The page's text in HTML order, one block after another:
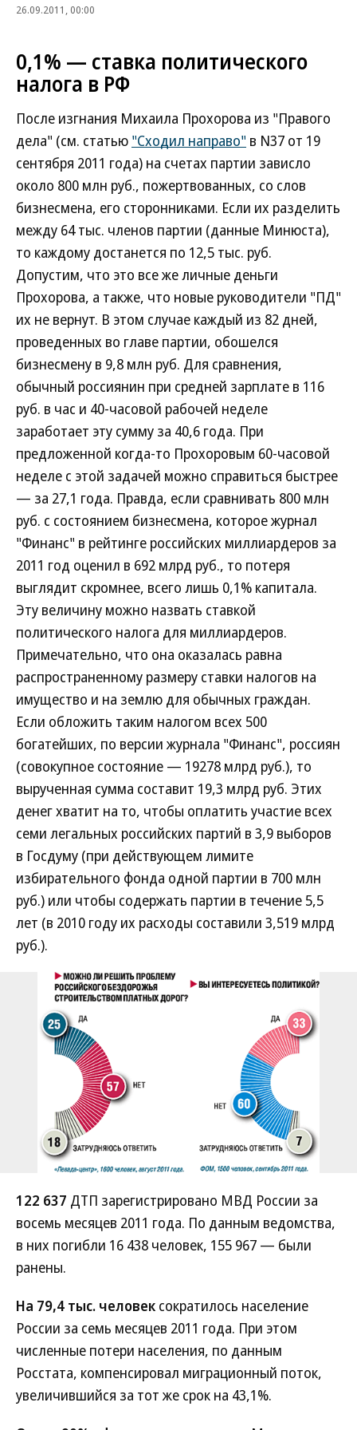
26.09.2011, 00:00
0,1% — ставка политического
налога в РФ
После изгнания Михаила Прохорова из "Правого
дела" (см. статью "Сходил направо" в N37 от 19
сентября 2011 года) на счетах партии зависло
около 800 млн руб., пожертвованных, со слов
бизнесмена, его сторонниками. Если их разделить
между 64 тыс. членов партии (данные Минюста),
то каждому достанется по 12,5 тыс. руб.
Допустим, что это все же личные деньги
Прохорова, а также, что новые руководители "ПД"
их не вернут. В этом случае каждый из 82 дней,
проведенных во главе партии, обошелся
бизнесмену в 9,8 млн руб. Для сравнения,
обычный россиянин при средней зарплате в 116
руб. в час и 40-часовой рабочей неделе
заработает эту сумму за 40,6 года. При
предложенной когда-то Прохоровым 60-часовой
неделе с этой задачей можно справиться быстрее
— за 27,1 года. Правда, если сравнивать 800 млн
руб. с состоянием бизнесмена, которое журнал
"Финанс" в рейтинге российских миллиардеров за
2011 год оценил в 692 млрд руб., то потеря
выглядит скромнее, всего лишь 0,1% капитала.
Эту величину можно назвать ставкой
политического налога для миллиардеров.
Примечательно, что она оказалась равна
распространенному размеру ставки налогов на
имущество и на землю для обычных граждан.
Если обложить таким налогом всех 500
богатейших, по версии журнала "Финанс", россиян
(совокупное состояние — 19278 млрд руб.), то
вырученная сумма составит 19,3 млрд руб. Этих
денег хватит на то, чтобы оплатить участие всех
семи легальных российских партий в 3,9 выборов
в Госдуму (при действующем лимите
избирательного фонда одной партии в 700 млн
руб.) или чтобы содержать партии в течение 5,5
лет (в 2010 году их расходы составили 3,519 млрд
руб.).
122 637 ДТП зарегистрировано МВД России за
восемь месяцев 2011 года. По данным ведомства,
в них погибли 16 438 человек, 155 967 — были
ранены.
На 79,4 тыс. человек сократилось население
России за семь месяцев 2011 года. При этом
численные потери населения, по данным
Росстата, компенсировал миграционный поток,
увеличившийся за тот же срок на 43,1%.